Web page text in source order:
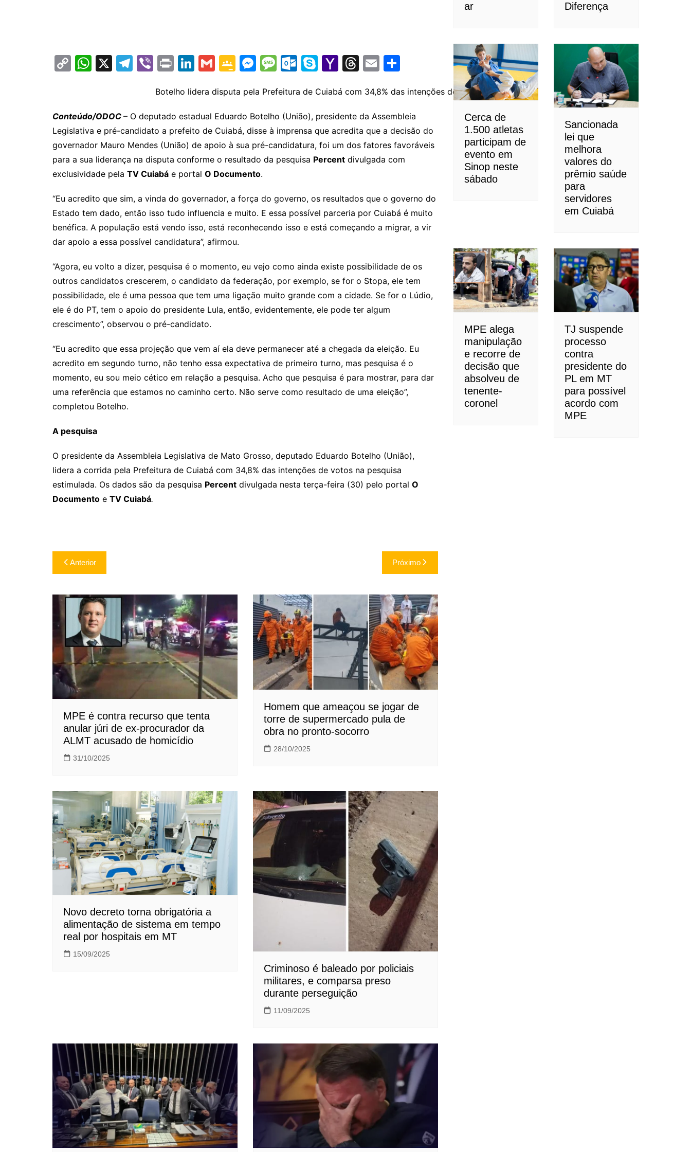
C
y
Li
n
k
W
s
A
p
p
X
T
gr
a
m
Vi
er
Pr
t
Li
k
e
dI
n
G
ai
l
G
o
gl
e
Cl
a
s
sr
o
o
m
M
s
s
e
n
g
er
M
s
s
a
g
e
O
lo
o
k.
c
o
S
y
p
e
Y
h
o
o
M
ai
T
e
a
d
s
E
ai
l
ar
e
Botelho lidera disputa pela Prefeitura de Cuiabá com 34,8% das intenções de votos
Conteúdo/ODOC – O deputado estadual Eduardo Botelho (União), presidente da Assembleia
Legislativa e pré-candidato a prefeito de Cuiabá, disse à imprensa que acredita que a decisão do
governador Mauro Mendes (União) de apoio à sua pré-candidatura, foi um dos fatores favoráveis
para a sua liderança na disputa conforme o resultado da pesquisa Percent divulgada com
exclusividade pela TV Cuiabá e portal O Documento.
“Eu acredito que sim, a vinda do governador, a força do governo, os resultados que o governo do
Estado tem dado, então isso tudo influencia e muito. E essa possível parceria por Cuiabá é muito
benéfica. A população está vendo isso, está reconhecendo isso e está começando a migrar, a vir
dar apoio a essa possível candidatura”, afirmou.
“Agora, eu volto a dizer, pesquisa é o momento, eu vejo como ainda existe possibilidade de os
outros candidatos crescerem, o candidato da federação, por exemplo, se for o Stopa, ele tem
possibilidade, ele é uma pessoa que tem uma ligação muito grande com a cidade. Se for o Lúdio,
ele é do PT, tem o apoio do presidente Lula, então, evidentemente, ele pode ter algum
crescimento”, observou o pré-candidato.
“Eu acredito que essa projeção que vem aí ela deve permanecer até a chegada da eleição. Eu
acredito em segundo turno, não tenho essa expectativa de primeiro turno, mas pesquisa é o
momento, eu sou meio cético em relação a pesquisa. Acho que pesquisa é para mostrar, para dar
uma referência que estamos no caminho certo. Não serve como resultado de uma eleição”,
completou Botelho.
A pesquisa
O presidente da Assembleia Legislativa de Mato Grosso, deputado Eduardo Botelho (União),
lidera a corrida pela Prefeitura de Cuiabá com 34,8% das intenções de votos na pesquisa
estimulada. Os dados são da pesquisa Percent divulgada nesta terça-feira (30) pelo portal O
Documento e TV Cuiabá.
Navegação
de
Post
Anterior Próximo
MPE é contra recurso que tenta
anular júri de ex-procurador da
ALMT acusado de homicídio
31/10/2025
Homem que ameaçou se jogar de
torre de supermercado pula de
obra no pronto-socorro
28/10/2025
Novo decreto torna obrigatória a
alimentação de sistema em tempo
real por hospitais em MT
15/09/2025
Criminoso é baleado por policiais
militares, e comparsa preso
durante perseguição
11/09/2025
ar Diferença
Cerca de
1.500 atletas
participam de
evento em
Sinop neste
sábado
Sancionada
lei que
melhora
valores do
prêmio saúde
para
servidores
em Cuiabá
MPE alega
manipulação
e recorre de
decisão que
absolveu de
tenente-
coronel
TJ suspende
processo
contra
presidente do
PL em MT
para possível
acordo com
MPE